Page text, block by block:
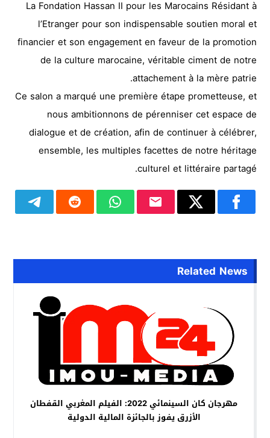
La Fondation Hassan II pour les Marocains Résidant à
l’Etranger pour son indispensable soutien moral et
financier et son engagement en faveur de la promotion
de la culture marocaine, véritable ciment de notre
attachement à la mère patrie.
Ce salon a marqué une première étape prometteuse, et
nous ambitionnons de pérenniser cet espace de
dialogue et de création, afin de continuer à célébrer,
ensemble, les multiples facettes de notre héritage
culturel et littéraire partagé.
Related News
مهرجان كان السينمائي 2022: الفيلم المغربي القفطان
الأزرق يفوز بالجائزة المالية الدولية